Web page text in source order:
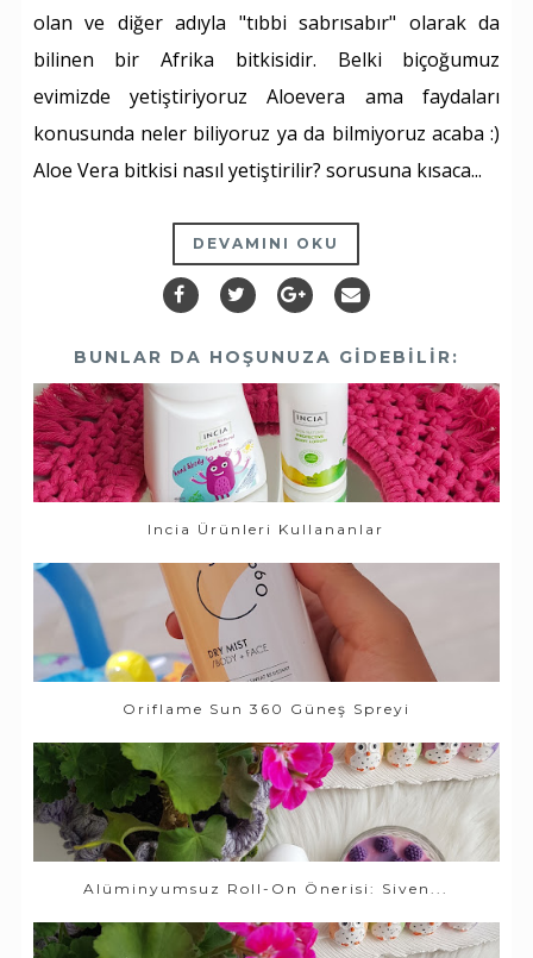
olan ve diğer adıyla "tıbbi sabrısabır" olarak da
bilinen bir Afrika bitkisidir. Belki biçoğumuz
evimizde yetiştiriyoruz Aloevera ama faydaları
konusunda neler biliyoruz ya da bilmiyoruz acaba :)
Aloe Vera bitkisi nasıl yetiştirilir? sorusuna kısaca...
DEVAMINI OKU
BUNLAR DA HOŞUNUZA GIDEBILIR:
Incia Ürünleri Kullananlar
Oriflame Sun 360 Güneş Spreyi
Alüminyumsuz Roll-On Önerisi: Siven...